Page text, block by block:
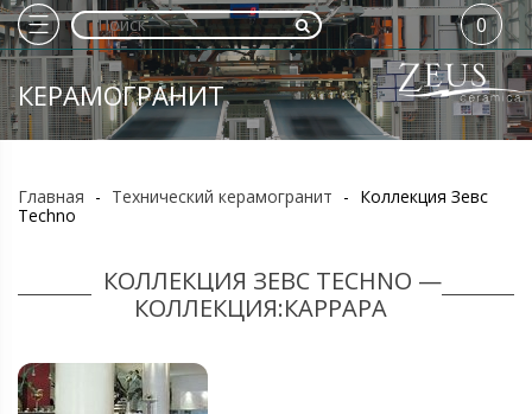
КЕРАМОГРАНИТ
0
Главная - Технический керамогранит - Коллекция Зевс
Techno
КОЛЛЕКЦИЯ ЗЕВС TECHNO —
КОЛЛЕКЦИЯ:КАРРАРА